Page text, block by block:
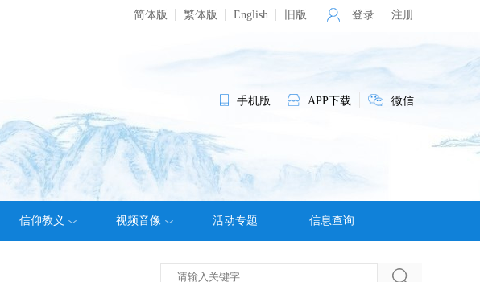
简体版 繁体版 English 旧版 登录 注册
手机版 APP下载 微信
信仰教义 视频音像 活动专题 信息查询